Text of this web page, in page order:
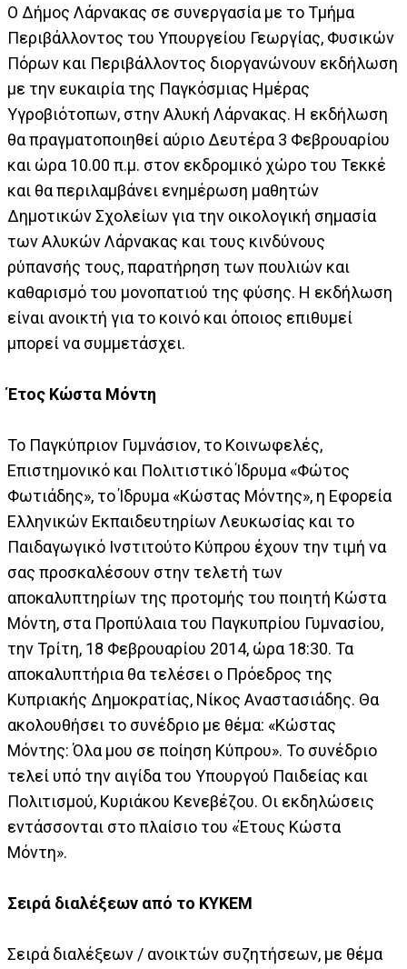
Ο Δήμος Λάρνακας σε συνεργασία με το Τμήμα
Περιβάλλοντος του Υπουργείου Γεωργίας, Φυσικών
Πόρων και Περιβάλλοντος διοργανώνουν εκδήλωση
με την ευκαιρία της Παγκόσμιας Ημέρας
Υγροβιότοπων, στην Αλυκή Λάρνακας. Η εκδήλωση
θα πραγματοποιηθεί αύριο Δευτέρα 3 Φεβρουαρίου
και ώρα 10.00 π.μ. στον εκδρομικό χώρο του Τεκκέ
και θα περιλαμβάνει ενημέρωση μαθητών
Δημοτικών Σχολείων για την οικολογική σημασία
των Αλυκών Λάρνακας και τους κινδύνους
ρύπανσής τους, παρατήρηση των πουλιών και
καθαρισμό του μονοπατιού της φύσης. Η εκδήλωση
είναι ανοικτή για το κοινό και όποιος επιθυμεί
μπορεί να συμμετάσχει.
Έτος Κώστα Μόντη
Το Παγκύπριον Γυμνάσιον, το Κοινωφελές,
Επιστημονικό και Πολιτιστικό Ίδρυμα «Φώτος
Φωτιάδης», το Ίδρυμα «Κώστας Μόντης», η Εφορεία
Ελληνικών Εκπαιδευτηρίων Λευκωσίας και το
Παιδαγωγικό Ινστιτούτο Κύπρου έχουν την τιμή να
σας προσκαλέσουν στην τελετή των
αποκαλυπτηρίων της προτομής του ποιητή Κώστα
Μόντη, στα Προπύλαια του Παγκυπρίου Γυμνασίου,
την Τρίτη, 18 Φεβρουαρίου 2014, ώρα 18:30. Τα
αποκαλυπτήρια θα τελέσει ο Πρόεδρος της
Κυπριακής Δημοκρατίας, Νίκος Αναστασιάδης. Θα
ακολουθήσει το συνέδριο με θέμα: «Κώστας
Μόντης: Όλα μου σε ποίηση Κύπρου». Το συνέδριο
τελεί υπό την αιγίδα του Υπουργού Παιδείας και
Πολιτισμού, Κυριάκου Κενεβέζου. Οι εκδηλώσεις
εντάσσονται στο πλαίσιο του «Έτους Κώστα
Μόντη».
Σειρά διαλέξεων από το ΚΥΚΕΜ
Σειρά διαλέξεων / ανοικτών συζητήσεων, με θέμα